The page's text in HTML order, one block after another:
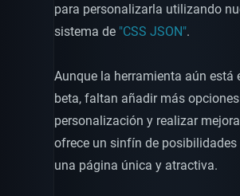
para personalizarla utilizando
sistema de "CSS JSON".
Aunque la herramienta aún está
beta, faltan añadir más
personalización y realizar
ofrece un sinfín de posibilidades
una página única y atractiva.